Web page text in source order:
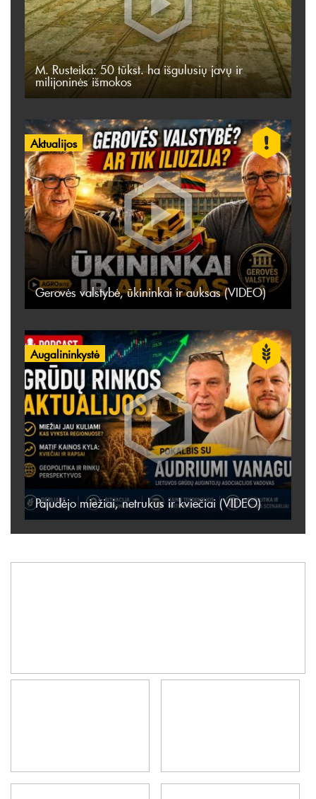
M. Rusteika: 50 tūkst. ha išgulusių javų ir
milijoninės išmokos
Aktualijos
Gerovės valstybė, ūkininkai ir auksas (VIDEO)
Augalininkystė
Pajudėjo miežiai, netrukus ir kviečiai (VIDEO)